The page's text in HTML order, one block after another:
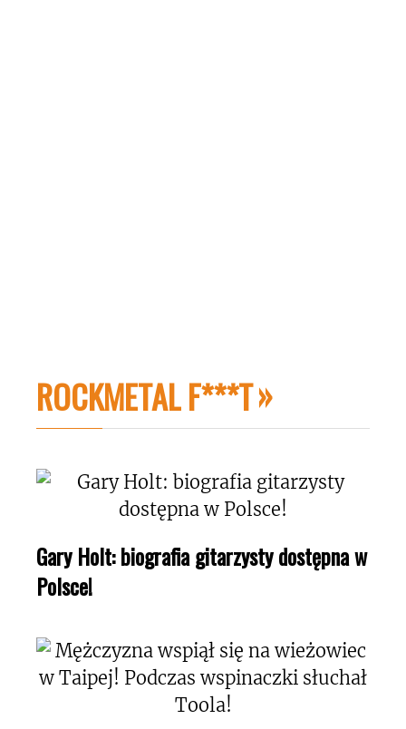
ROCKMETAL F***T
Gary Holt: biografia gitarzysty dostępna w
Polsce!